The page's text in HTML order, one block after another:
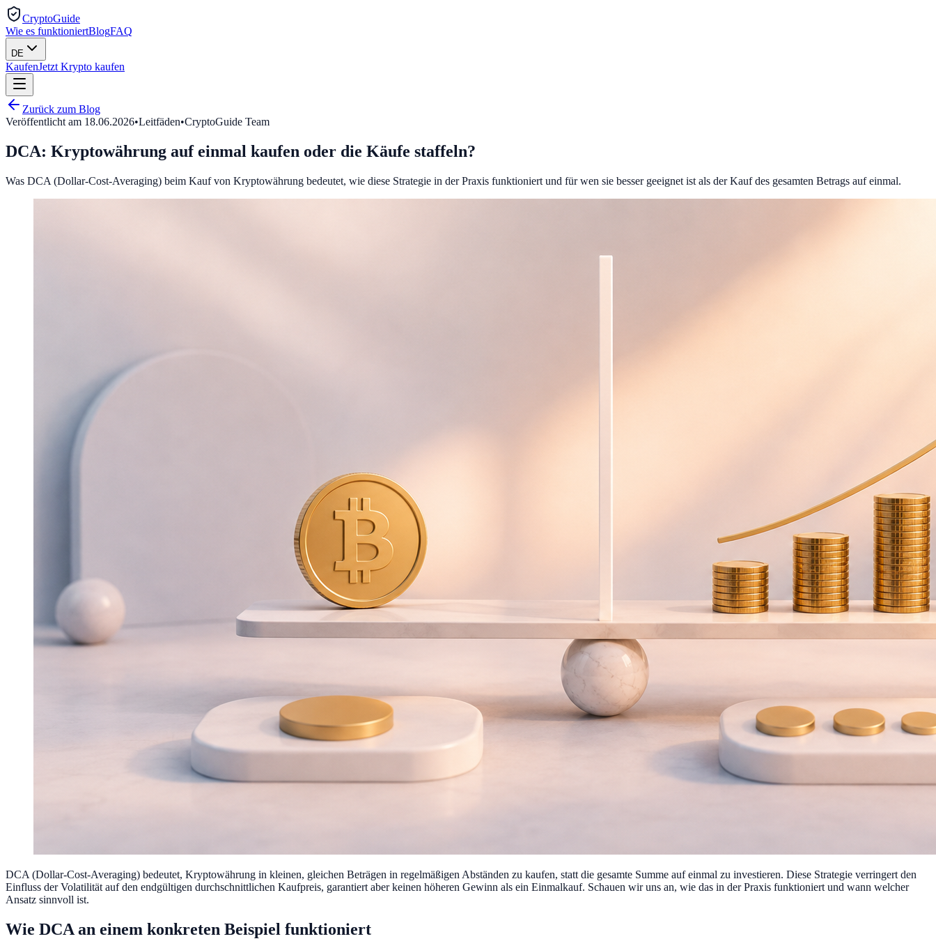
CryptoGuide
Wie es funktioniertBlogFAQ
DE
KaufenJetzt Krypto kaufen
Zurück zum Blog
Veröffentlicht am 18.06.2026•Leitfäden•CryptoGuide Team
DCA: Kryptowährung auf einmal kaufen oder die Käufe staffeln?
Was DCA (Dollar-Cost-Averaging) beim Kauf von Kryptowährung bedeutet, wie diese Strategie in der Praxis funktioniert und für wen sie besser geeignet ist als der Kauf des gesamten Betrags auf einmal.
DCA (Dollar-Cost-Averaging) bedeutet, Kryptowährung in kleinen, gleichen Beträgen in regelmäßigen Abständen zu kaufen, statt die gesamte Summe auf einmal zu investieren. Diese Strategie verringert den
Einfluss der Volatilität auf den endgültigen durchschnittlichen Kaufpreis, garantiert aber keinen höheren Gewinn als ein Einmalkauf. Schauen wir uns an, wie das in der Praxis funktioniert und wann welcher
Ansatz sinnvoll ist.
Wie DCA an einem konkreten Beispiel funktioniert